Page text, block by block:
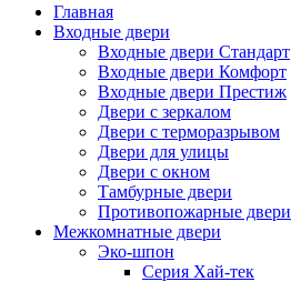
Главная
Входные двери
Входные двери Стандарт
Входные двери Комфорт
Входные двери Престиж
Двери с зеркалом
Двери с терморазрывом
Двери для улицы
Двери с окном
Тамбурные двери
Противопожарные двери
Межкомнатные двери
Эко-шпон
Серия Хай-тек